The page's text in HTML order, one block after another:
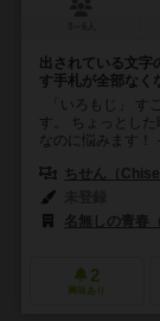
出されている文字
す手札が全部なく
「いろもじ」 す
す。 ちょっとし
なのに悩みます！
ちせん（
名無しの青春
2
興味あり